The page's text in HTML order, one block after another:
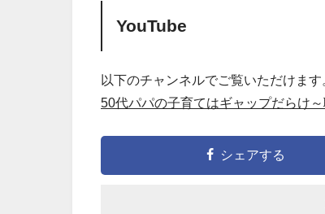
YouTube
以下のチャンネルでご覧いただけます
50代パパの子育てはギャップだらけ
シェアする